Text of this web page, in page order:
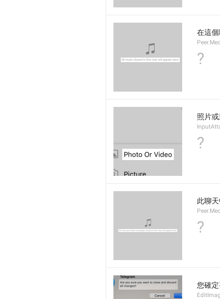
在這
?
照片
?
此聊
?
您確